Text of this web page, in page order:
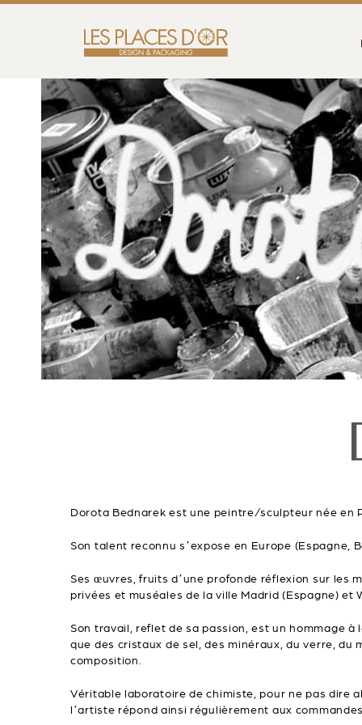
Dorota Bednarek est une peintre/sculpteur née en
Son talent reconnu s’expose en Europe (Espagne,
Ses œuvres, fruits d’une profonde réflexion sur les
privées et muséales de la ville Madrid (Espagne) et
Son travail, reflet de sa passion, est un hommage
que des cristaux de sel, des minéraux, du verre,
composition.
Véritable laboratoire de chimiste, pour ne pas dire
l’artiste répond ainsi régulièrement aux